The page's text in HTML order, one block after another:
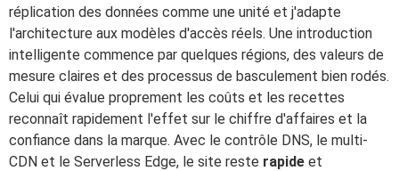
réplication des données comme une unité et j'adapte
l'architecture aux modèles d'accès réels. Une introduction
intelligente commence par quelques régions, des valeurs de
mesure claires et des processus de basculement bien rodés.
Celui qui évalue proprement les coûts et les recettes
reconnaît rapidement l'effet sur le chiffre d'affaires et la
confiance dans la marque. Avec le contrôle DNS, le multi-
CDN et le Serverless Edge, le site reste rapide et